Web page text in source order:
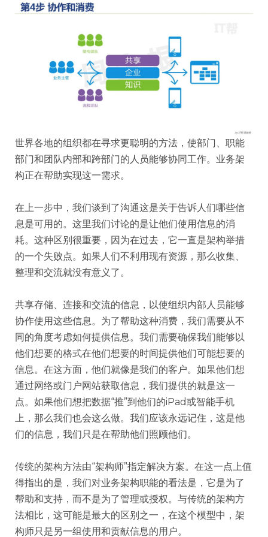
世界各地的组织都在寻求更聪明的方法，使部门、职能
部门和团队内部和跨部门的人员能够协同工作。业务架
构正在帮助实现这一需求。
在上一步中，我们谈到了沟通这是关于告诉人们哪些信
息是可用的。这里我们讨论的是让他们使用信息的消
耗。这种区别很重要，因为在过去，它一直是架构举措
的一个失败点。如果人们不利用现有资源，那么收集、
整理和交流就没有意义了。
共享存储、连接和交流的信息，以使组织内部人员能够
协作使用这些信息。为了帮助这种消费，我们需要从不
同的角度考虑如何提供信息。我们需要确保我们能够以
他们想要的格式在他们想要的时间提供他们可能想要的
信息。在这方面，他们就像是我们的客户。如果他们想
通过网络或门户网站获取信息，我们提供的就是这一
点。如果他们想把数据“推”到他们的iPad或智能手机
上，那么我们也会这么做。我们应该永远记住，这是他
们的信息，我们只是在帮助他们照顾他们。
传统的架构方法由“架构师”指定解决方案。在这一点上值
得指出的是，我们对业务架构职能的看法是，它是为了
帮助和支持，而不是为了管理或授权。与传统的架构方
法相比，这可能是最大的区别之一，在这个模型中，架
构师只是另一组使用和贡献信息的用户。